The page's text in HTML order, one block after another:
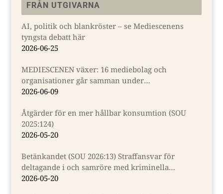
FRÅN UTGIVARNA
AI, politik och blankröster – se Mediescenens
tyngsta debatt här
2026-06-25
MEDIESCENEN växer: 16 mediebolag och
organisationer går samman under
Almedalsveckan
2026-06-09
Åtgärder för en mer hållbar konsumtion (SOU
2025:124)
2026-05-20
Betänkandet (SOU 2026:13) Straffansvar för
deltagande i och samröre med kriminella
sammanslutningar
2026-05-20